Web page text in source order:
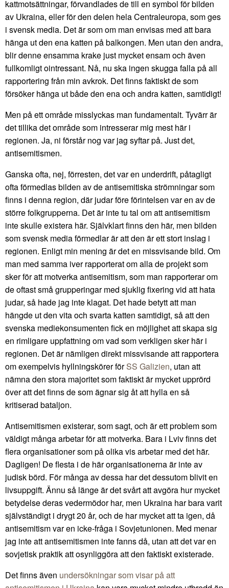
kattmotsättningar, förvandlades de till en symbol för bilden
av Ukraina, eller för den delen hela Centraleuropa, som ges
i svensk media. Det är som om man envisas med att bara
hänga ut den ena katten på balkongen. Men utan den andra,
blir denne ensamma krake just mycket ensam och även
fullkomligt ointressant. Nå, nu ska ingen skugga falla på all
rapportering från min avkrok. Det finns faktiskt de som
försöker hänga ut både den ena och andra katten, samtidigt!
Men på ett område misslyckas man fundamentalt. Tyvärr är
det tillika det område som intresserar mig mest här i
regionen. Ja, ni förstår nog var jag syftar på. Just det,
antisemitismen.
Ganska ofta, nej, förresten, det var en underdrift, påtagligt
ofta förmedlas bilden av de antisemitiska strömningar som
finns i denna region, där judar före förintelsen var en av de
större folkgrupperna. Det är inte tu tal om att antisemitism
inte skulle existera här. Självklart finns den här, men bilden
som svensk media förmedlar är att den är ett stort inslag i
regionen. Enligt min mening är det en missvisande bild. Om
man med samma iver rapporterat om alla de projekt som
sker för att motverka antisemitism, som man rapporterar om
de oftast små grupperingar med sjuklig fixering vid att hata
judar, så hade jag inte klagat. Det hade betytt att man
hängde ut den vita och svarta katten samtidigt, så att den
svenska mediekonsumenten fick en möjlighet att skapa sig
en rimligare uppfattning om vad som verkligen sker här i
regionen. Det är nämligen direkt missvisande att rapportera
om exempelvis hyllningskörer förSS Galizien, utan att
nämna den stora majoritet som faktiskt är mycket upprörd
över att det finns de som ägnar sig åt att hylla en så
kritiserad bataljon.
Antisemitismen existerar, som sagt, och är ett problem som
väldigt många arbetar för att motverka. Bara i Lviv finns det
flera organisationer som på olika vis arbetar med det här.
Dagligen! De flesta i de här organisationerna är inte av
judisk börd. För många av dessa har det dessutom blivit en
livsuppgift. Ännu så länge är det svårt att avgöra hur mycket
betydelse deras vedermödor har, men Ukraina har bara varit
självständigt i drygt 20 år, och de har mycket att ta igen, då
antisemitism var en icke-fråga i Sovjetunionen. Med menar
jag inte att antisemitismen inte fanns då, utan att det var en
sovjetisk praktik att osynliggöra att den faktiskt existerade.
Det finns även undersökningar som visar på att